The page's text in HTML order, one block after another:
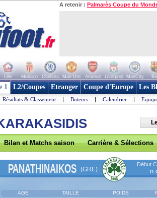
A retenir : Palmarès Coupe du
Lille Monaco Chelsea Man Utd Arsenal Liverpool ManCity
1 L2/Coupes Etranger Coupe d'Europe Les
Résultats & Classement | Buteurs | Calendrier |
Bilan et Matchs saison Carrière & Sélections
PANATHINAIKOS (GRE)
Début
AGE TAILLE POIDS